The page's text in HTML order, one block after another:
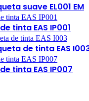
suave EL001 EM
tinta EAS IP001
de tinta EAS
tinta EAS IP007